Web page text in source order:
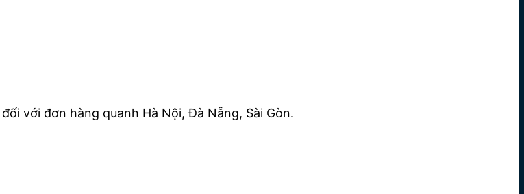
với đơn hàng quanh Hà Nội, Đà Nẵng, Sài Gòn.